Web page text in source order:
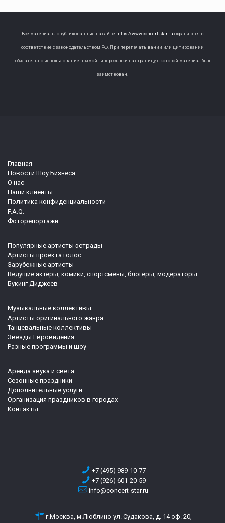
Все материалы опубликованные на сайте https://www.concert-star.ru охраняются в
соответствие с законодательством РФ. При перепечатывании или цитировании,
обязательно использование прямой гиперссылки на страницу, с которой материал был
заимствован.
Главная
Новости Шоу Бизнеса
О нас
Наши клиенты
Политика конфиденциальности
F.A.Q.
Фоторепортажи
Популярные артисты эстрады
Артисты проекта голос
Зарубежные артисты
Ведущие актеры, комики, спортсмены, блогеры, модераторы
Букинг Диджеев
Музыкальные коллективы
Артисты оригинального жанра
Танцевальные коллективы
Звезды Евровидения
Разные программы и шоу
Аренда звука и света
Сезонные праздники
Дополнительные услуги
Организация праздников в городах
Контакты
+7 (495) 989-10-77
+7 (926) 601-20-59
info@concert-star.ru
г.Москва, м.Люблино ул. Судакова, д. 14 оф. 20,